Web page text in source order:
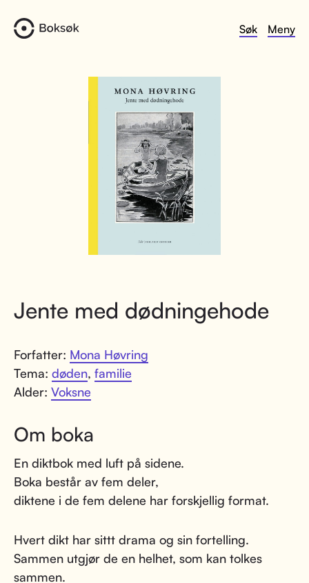
Søk Meny
Jente med dødningehode
Forfatter: Mona Høvring
Tema: døden, familie
Alder: Voksne
Om boka
En diktbok med luft på sidene.
Boka består av fem deler,
diktene i de fem delene har forskjellig format.
Hvert dikt har sittt drama og sin fortelling.
Sammen utgjør de en helhet, som kan tolkes
sammen.